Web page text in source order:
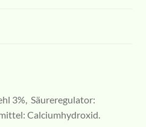
3%, Säureregulator:
Calciumhydroxid.